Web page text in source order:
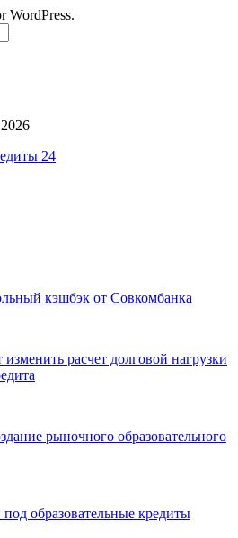
WordPress.
24
кэшбэк от Совкомбанка
изменить расчет долговой нагрузки
рыночного образовательного
образовательные кредиты